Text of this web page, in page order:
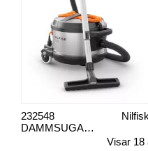
DAMMSUGARE VP930 PRO HEPA HF
Nilfisk
232548
Visar 18